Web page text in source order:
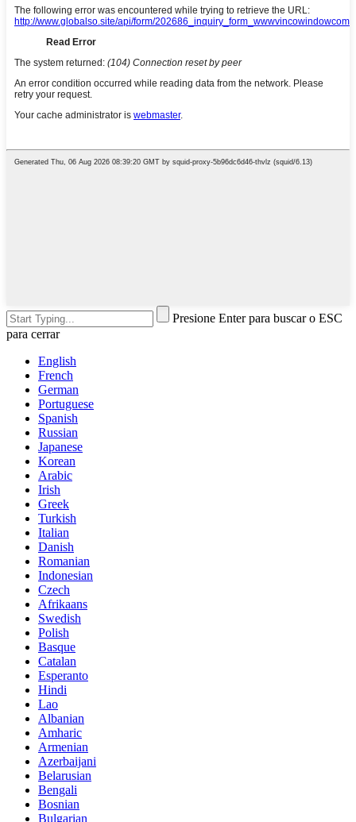
Presione Enter para buscar o ESC
para cerrar
English
French
German
Portuguese
Spanish
Russian
Japanese
Korean
Arabic
Irish
Greek
Turkish
Italian
Danish
Romanian
Indonesian
Czech
Afrikaans
Swedish
Polish
Basque
Catalan
Esperanto
Hindi
Lao
Albanian
Amharic
Armenian
Azerbaijani
Belarusian
Bengali
Bosnian
Bulgarian